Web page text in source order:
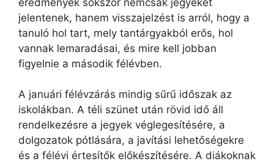
jelentenek, hanem visszajelzést is arról, hogy a
tanuló hol tart, mely tantárgyakból erős, hol
vannak lemaradásai, és mire kell jobban
figyelnie a második félévben.
A januári félévzárás mindig sűrű időszak az
iskolákban. A téli szünet után rövid idő áll
rendelkezésre a jegyek véglegesítésére, a
dolgozatok pótlására, a javítási lehetőségekre
és a félévi értesítők előkészítésére. A diákoknak